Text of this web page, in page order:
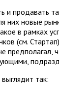
и продавать
них новые
в рамках
(см.
предполагал,
так: